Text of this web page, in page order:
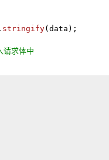
. stringify(data);
求体中